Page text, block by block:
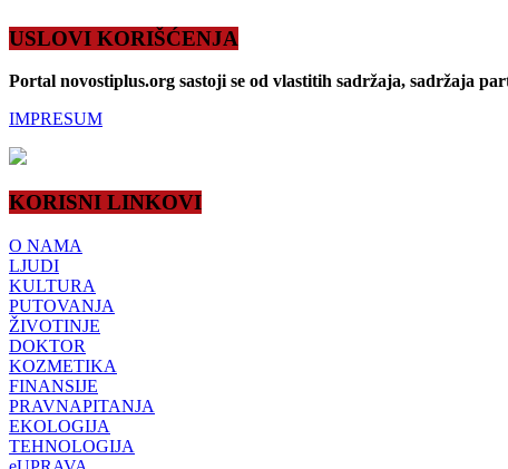
USLOVI KORIŠĆENJA
Portal novostiplus.org sastoji se od vlastitih sadržaja, sadržaja
IMPRESUM
KORISNI LINKOVI
O NAMA
LJUDI
KULTURA
PUTOVANJA
ŽIVOTINJE
DOKTOR
KOZMETIKA
FINANSIJE
PRAVNAPITANJA
EKOLOGIJA
TEHNOLOGIJA